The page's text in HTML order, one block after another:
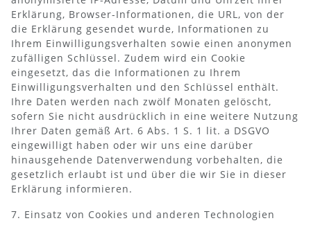
Erklärung, Browser-Informationen, die URL, von der
die Erklärung gesendet wurde, Informationen zu
Ihrem Einwilligungsverhalten sowie einen anonymen
zufälligen Schlüssel. Zudem wird ein Cookie
eingesetzt, das die Informationen zu Ihrem
Einwilligungsverhalten und den Schlüssel enthält.
Ihre Daten werden nach zwölf Monaten gelöscht,
sofern Sie nicht ausdrücklich in eine weitere Nutzung
Ihrer Daten gemäß Art. 6 Abs. 1 S. 1 lit. a DSGVO
eingewilligt haben oder wir uns eine darüber
hinausgehende Datenverwendung vorbehalten, die
gesetzlich erlaubt ist und über die wir Sie in dieser
Erklärung informieren.
7. Einsatz von Cookies und anderen Technologien